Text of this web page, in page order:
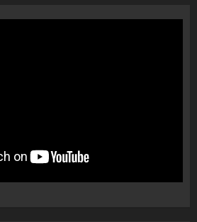
“bosen” Joana Nano për
abuzim me fondet publike dhe
pasuri të pajustifikuar